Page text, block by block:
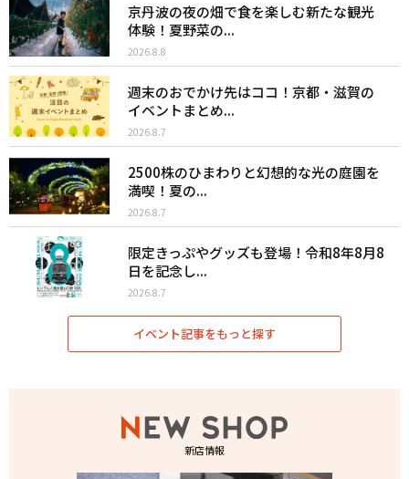
京丹波の夜の畑で食を楽しむ新たな観光
体験！夏野菜の...
2026.8.8
週末のおでかけ先はココ！京都・滋賀の
イベントまとめ...
2026.8.7
2500株のひまわりと幻想的な光の庭園を
満喫！夏の...
2026.8.7
限定きっぷやグッズも登場！令和8年8月8
日を記念し...
2026.8.7
イベント記事をもっと探す
新店情報